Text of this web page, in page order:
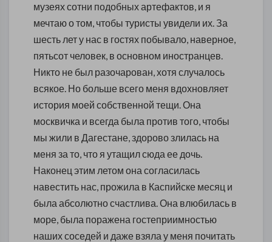
музеях сотни подобных артефактов, и я
мечтаю о том, чтобы туристы увидели их. За
шесть лет у нас в гостях побывало, наверное,
пятьсот человек, в основном иностранцев.
Никто не был разочарован, хотя случалось
всякое. Но больше всего меня вдохновляет
история моей собственной тещи. Она
москвичка и всегда была против того, чтобы
мы жили в Дагестане, здорово злилась на
меня за то, что я утащил сюда ее дочь.
Наконец этим летом она согласилась
навестить нас, прожила в Каспийске месяц и
была абсолютно счастлива. Она влюбилась в
море, была поражена гостеприимностью
наших соседей и даже взяла у меня почитать